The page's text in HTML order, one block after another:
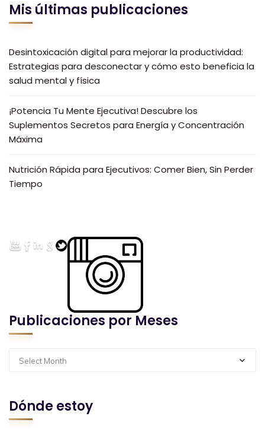
Mis últimas publicaciones
Desintoxicación digital para mejorar la productividad:
Estrategias para desconectar y cómo esto beneficia la
salud mental y física
¡Potencia Tu Mente Ejecutiva! Descubre los
Suplementos Secretos para Energía y Concentración
Máxima
Nutrición Rápida para Ejecutivos: Comer Bien, Sin Perder
Tiempo
Publicaciones por Meses
Select Month
Dónde estoy